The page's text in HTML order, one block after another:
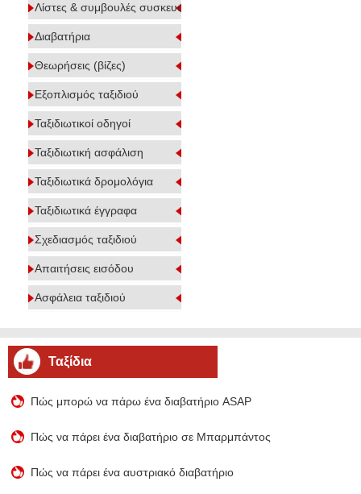
Λίστες & συμβουλές συσκευασίας
Διαβατήρια
Θεωρήσεις (βίζες)
Εξοπλισμός ταξιδιού
Ταξιδιωτικοί οδηγοί
Ταξιδιωτική ασφάλιση
Ταξιδιωτικά δρομολόγια
Ταξιδιωτικά έγγραφα
Σχεδιασμός ταξιδιού
Απαιτήσεις εισόδου
Ασφάλεια ταξιδιού
Ταξίδια
Πώς μπορώ να πάρω ένα διαβατήριο ASAP
Πώς να πάρει ένα διαβατήριο σε Μπαρμπάντος
Πώς να πάρει ένα αυστριακό διαβατήριο